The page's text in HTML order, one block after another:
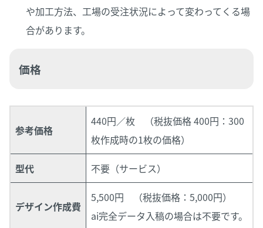
や加工方法、工場の受注状況によって変わってくる場
合があります。
価格
参考価格
440円／枚 （税抜価格 400円：300
枚作成時の1枚の価格）
型代 不要（サービス）
デザイン作成費
5,500円 （税抜価格：5,000円）
ai完全データ入稿の場合は不要です。